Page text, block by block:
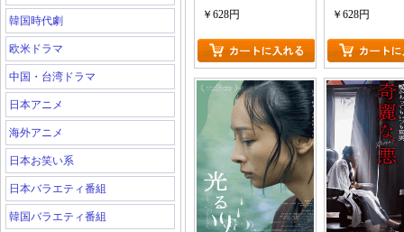
韓国時代劇
欧米ドラマ
中国・台湾ドラマ
日本アニメ
海外アニメ
日本お笑い系
日本バラエティ番組
韓国バラエティ番組
￥628円 ￥628円